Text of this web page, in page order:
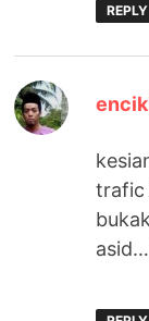
REPLY
trafic